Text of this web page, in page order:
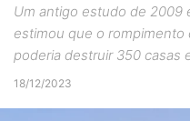
Um antigo estudo de 2009
estimou que o rompimento
poderia destruir 350 casas
18/12/2023